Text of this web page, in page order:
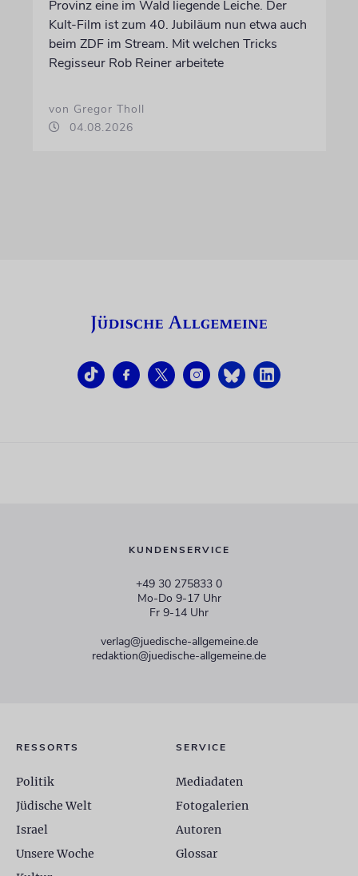
Provinz eine im Wald liegende Leiche. Der
Kult-Film ist zum 40. Jubiläum nun etwa auch
beim ZDF im Stream. Mit welchen Tricks
Regisseur Rob Reiner arbeitete
von Gregor Tholl
04.08.2026
KUNDENSERVICE
+49 30 275833 0
Mo-Do 9-17 Uhr
Fr 9-14 Uhr
verlag@juedische-allgemeine.de
redaktion@juedische-allgemeine.de
RESSORTS
Politik
Jüdische Welt
Israel
Unsere Woche
SERVICE
Mediadaten
Fotogalerien
Autoren
Glossar